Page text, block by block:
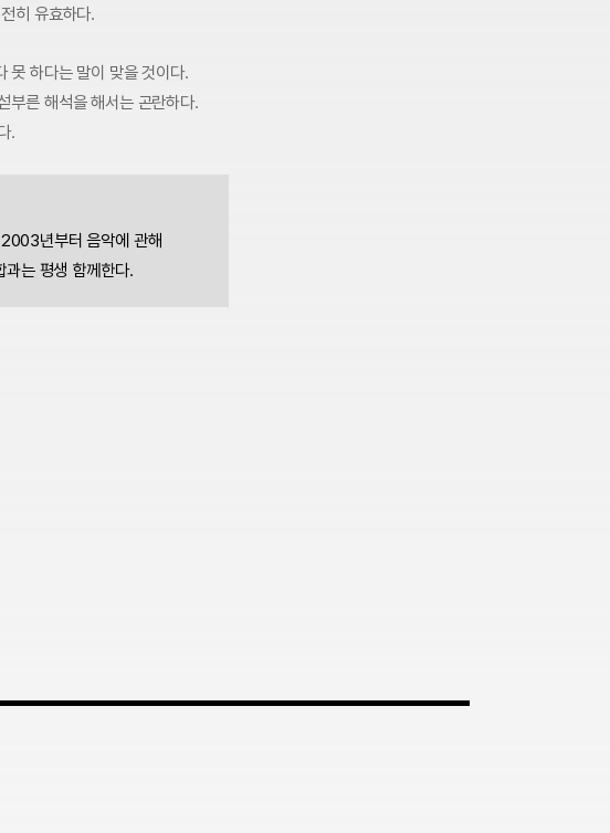
히 유효하다.
못 하다는 말이 맞을 것이다.
부른 해석을 해서는 곤란하다.
.
년부터 음악에 관해
는 평생 함께한다.